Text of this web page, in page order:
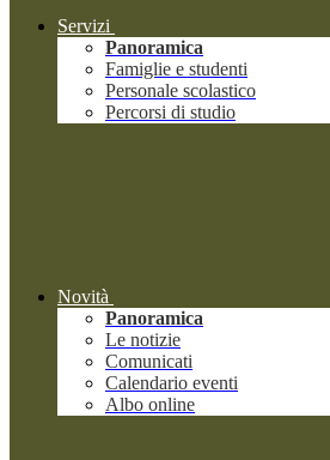
Servizi
Panoramica
Famiglie e studenti
Personale scolastico
Percorsi di studio
Novità
Panoramica
Le notizie
Comunicati
Calendario eventi
Albo online